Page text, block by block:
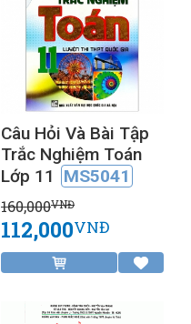
Câu Hỏi Và Bài Tập
Trắc Nghiệm Toán
Lớp 11
MS5041
160,000VNĐ
112,000VNĐ